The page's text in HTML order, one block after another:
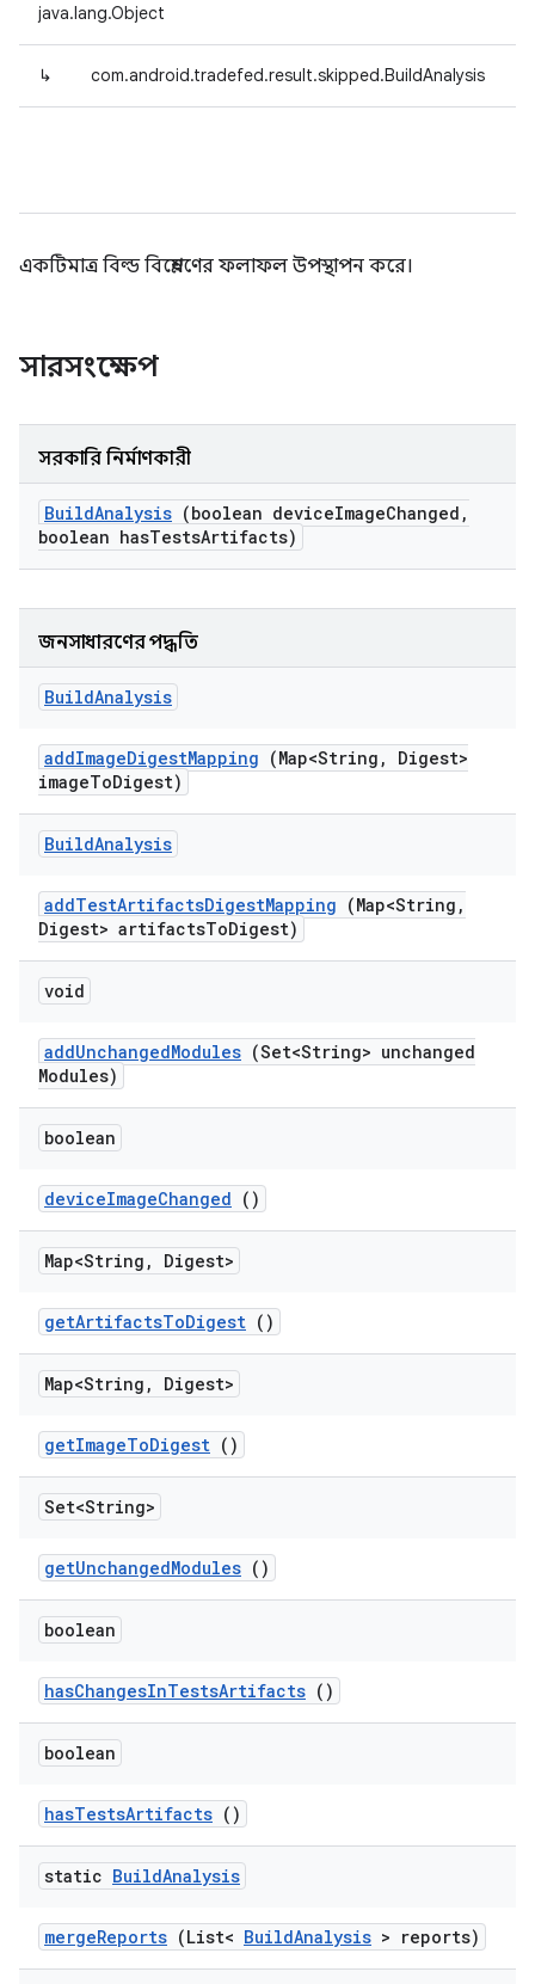
java.lang.Object
↳ com.android.tradefed.result.skipped.BuildAnalysis
একটিমাত্র বিল্ড বিশ্লেষণের ফলাফল উপস্থাপন করে।
সারসংক্ষেপ
সরকারি নির্মাণকারী
BuildAnalysis (boolean deviceImageChanged ,
boolean hasTestsArtifacts)
জনসাধারণের পদ্ধতি
BuildAnalysis
addImageDigestMapping (Map<String ,
Digest>
imageToDigest)
BuildAnalysis
addTestArtifactsDigestMapping (Map<String ,
Digest> artifactsToDigest)
void
addUnchangedModules (Set<String> unchanged
Modules)
boolean
deviceImageChanged ()
Map<String , Digest>
getArtifactsToDigest ()
Map<String , Digest>
getImageToDigest ()
Set<String>
getUnchangedModules ()
boolean
hasChangesInTestsArtifacts ()
boolean
hasTestsArtifacts ()
static BuildAnalysis
mergeReports (List< BuildAnalysis > reports)